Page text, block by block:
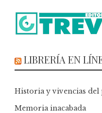
LIBRERÍA EN
Historia y vivencias del
Memoria inacabada